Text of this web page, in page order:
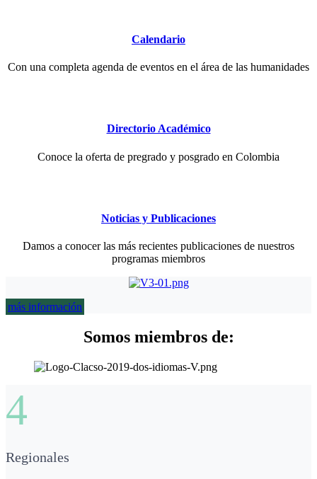
Calendario
Con una completa agenda de eventos en el área de las humanidades
Directorio Académico
Conoce la oferta de pregrado y posgrado en Colombia
Noticias y Publicaciones
Damos a conocer las más recientes publicaciones de nuestros
programas miembros
más información
Somos miembros de:
4
Regionales